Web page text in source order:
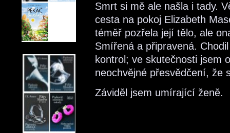
Smrt si mě ale našla i tady.
cesta na pokoj Elizabeth
téměř pozřela její tělo, ale
Smířená a připravená.
kontrol; ve skutečnosti jsem
neochvějné přesvědčení, že
Záviděl jsem umírající ženě.